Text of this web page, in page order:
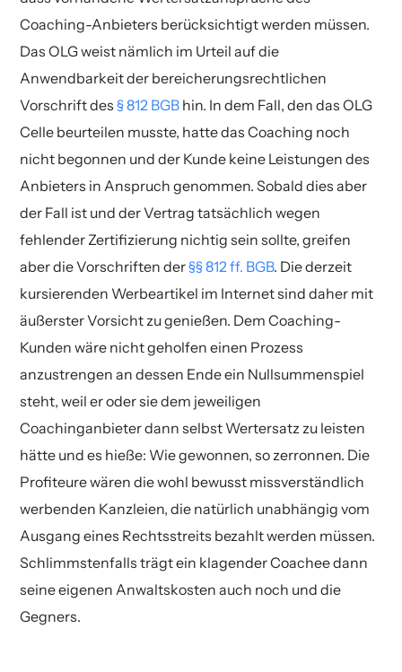
Coaching-Anbieters berücksichtigt werden müssen.
Das OLG weist nämlich im Urteil auf die
Anwendbarkeit der bereicherungsrechtlichen
Vorschrift des§ 812 BGB hin. In dem Fall, den das OLG
Celle beurteilen musste, hatte das Coaching noch
nicht begonnen und der Kunde keine Leistungen des
Anbieters in Anspruch genommen. Sobald dies aber
der Fall ist und der Vertrag tatsächlich wegen
fehlender Zertifizierung nichtig sein sollte, greifen
aber die Vorschriften der§§ 812 ff. BGB. Die derzeit
kursierenden Werbeartikel im Internet sind daher mit
äußerster Vorsicht zu genießen. Dem Coaching-
Kunden wäre nicht geholfen einen Prozess
anzustrengen an dessen Ende ein Nullsummenspiel
steht, weil er oder sie dem jeweiligen
Coachinganbieter dann selbst Wertersatz zu leisten
hätte und es hieße: Wie gewonnen, so zerronnen. Die
Profiteure wären die wohl bewusst missverständlich
werbenden Kanzleien, die natürlich unabhängig vom
Ausgang eines Rechtsstreits bezahlt werden müssen.
Schlimmstenfalls trägt ein klagender Coachee dann
seine eigenen Anwaltskosten auch noch und die
Gegners.